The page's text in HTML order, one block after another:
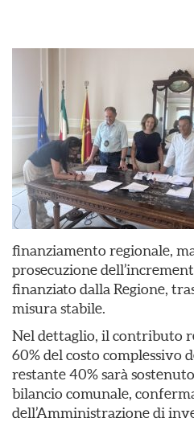
finanziamento regionale,
prosecuzione
finanziato dalla Regione,
misura stabile.
Nel dettaglio, il contributo
60% del costo complessivo
restante 40% sarà
bilancio comunale,
dell’Amministrazione di